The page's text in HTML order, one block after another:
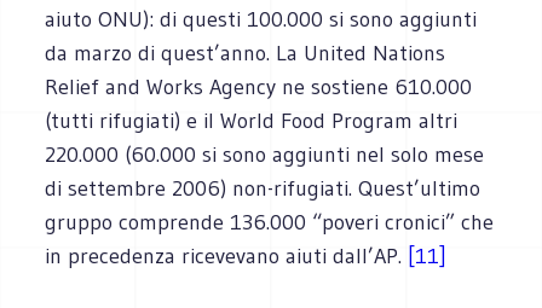
aiuto ONU): di questi 100.000 si sono aggiunti
da marzo di quest’anno. La United Nations
Relief and Works Agency ne sostiene 610.000
(tutti rifugiati) e il World Food Program altri
220.000 (60.000 si sono aggiunti nel solo mese
di settembre 2006) non-rifugiati. Quest’ultimo
gruppo comprende 136.000 “poveri cronici” che
in precedenza ricevevano aiuti dall’AP. [11]